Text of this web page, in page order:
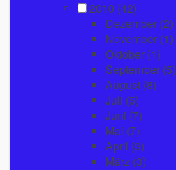
2010 (42)
Dezember (2)
November (1)
Oktober (1)
September (5)
August (8)
Juli (5)
Juni (7)
Mai (7)
April (3)
März (3)